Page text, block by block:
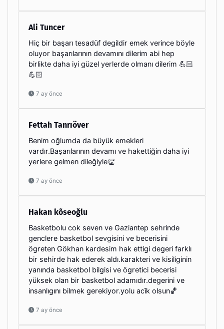
Ali Tuncer
Hiç bir başarı tesadüf degildir emek verince böyle
oluyor başarılarının devamını dilerim abi hep
birlikte daha iyi güzel yerlerde olmanı dilerim 💪🏻
💪🏻
7 ay önce
Fettah Tanrıöver
Benim oğlumda da büyük emekleri
vardır.Başarılarının devamı ve hakettiğin daha iyi
yerlere gelmen dileğiyle👏
7 ay önce
Hakan kõseoğlu
Basketbolu cok seven ve Gaziantep sehrinde
genclere basketbol sevgisini ve becerisini
ögreten Gökhan kardesim hak ettigi degeri farklı
bir sehirde hak ederek aldı.karakteri ve kisiliginin
yanında basketbol bilgisi ve ögretici becerisi
yüksek olan bir basketbol adamıdır.degerini ve
insanlıgını bilmek gerekiyor.yolu acîk olsun🏀
7 ay önce